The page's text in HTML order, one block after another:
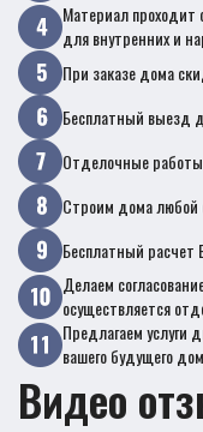
Материал проходит
для внутренних и
При заказе дома
Бесплатный выезд
Отделочные
Строим дома любой
Бесплатный расчет
Делаем
осуществляется
Предлагаем услуги
вашего будущего
Видео